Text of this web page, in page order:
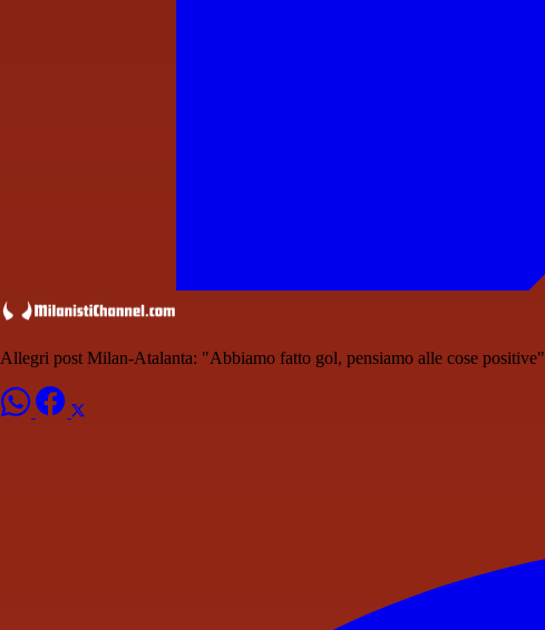
Allegri post Milan-Atalanta: "Abbiamo fatto gol, pensiamo alle cose positive"